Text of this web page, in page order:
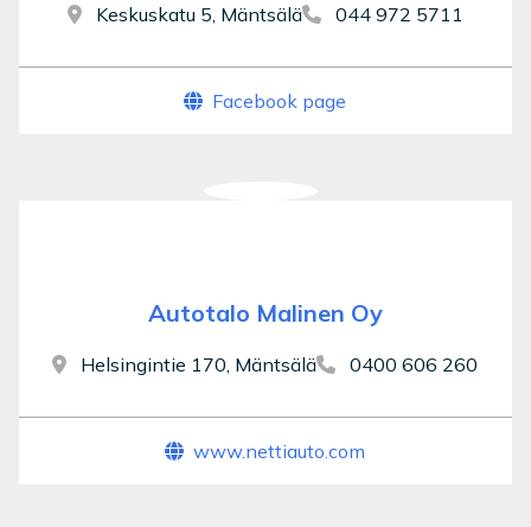
Keskuskatu 5, Mäntsälä 044 972 5711
Facebook page
Autotalo Malinen Oy
Helsingintie 170, Mäntsälä 0400 606 260
www.nettiauto.com